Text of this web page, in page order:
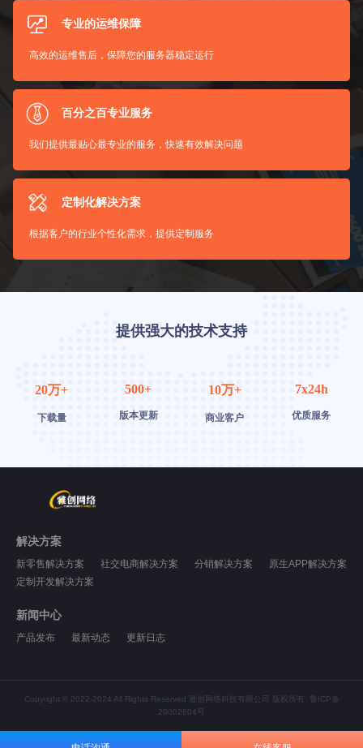
专业的运维保障
高效的运维售后，保障您的服务器稳定运行
百分之百专业服务
我们提供最贴心最专业的服务，快速有效解决问题
定制化解决方案
根据客户的行业个性化需求，提供定制服务
提供强大的技术支持
20万+
下载量
500+
版本更新
10万+
商业客户
7x24h
优质服务
解决方案
新零售解决方案 社交电商解决方案 分销解决方案
原生APP解决方案
定制开发解决方案
新闻中心
产品发布 最新动态 更新日志
Copyright © 2022-2024 All Rights Reserved 雅创网络科技有限公司 版权所有
鲁ICP备
20002604号